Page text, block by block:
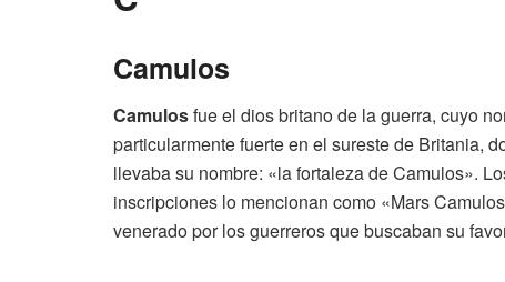
Camulos
Camulosfue el dios britano de la guerra, cuyo
particularmente fuerte en el sureste de Britania,
llevaba su nombre: «la fortaleza de Camulos».
inscripciones lo mencionan como «Mars
venerado por los guerreros que buscaban su